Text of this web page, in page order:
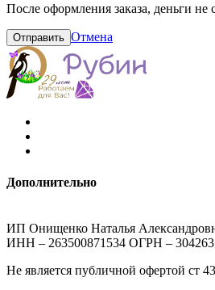
После оформления заказа, деньги не
Отправить Отмена
Дополнительно
ИП Онищенко Наталья
ИНН – 263500871534 ОГРН –
Не является публичной офертой ст